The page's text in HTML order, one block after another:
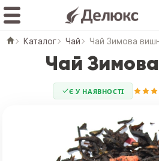
Каталог Чай Чай Зимова
Чай
Є У НАЯВНОСТІ